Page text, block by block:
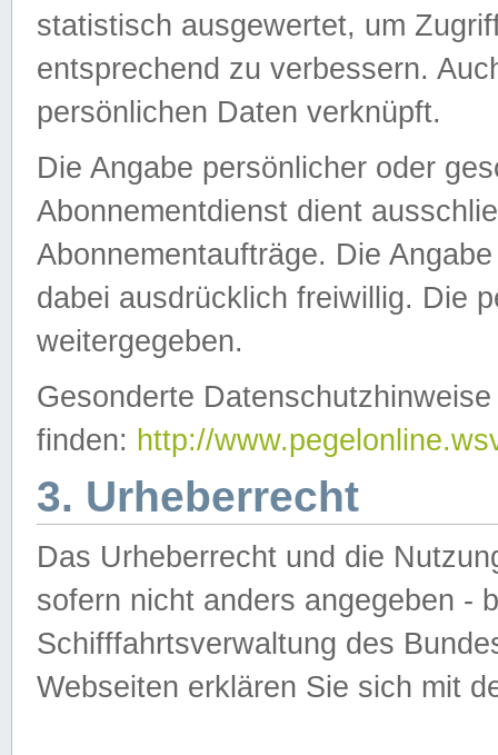
statistisch ausgewertet, um
entsprechend zu verbessern.
persönlichen Daten verknüpft.
Die Angabe persönlicher oder
Abonnementdienst dient
Abonnementaufträge. Die
dabei ausdrücklich freiwillig. Die
weitergegeben.
Gesonderte
finden: http://
3. Urheberrecht
Das Urheberrecht und die
sofern nicht anders angegeben -
Schifffahrtsverwaltung des
Webseiten erklären Sie sich mit